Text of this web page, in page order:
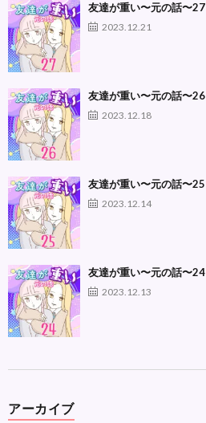
友達が重い〜元の話〜27
2023.12.21
友達が重い〜元の話〜26
2023.12.18
友達が重い〜元の話〜25
2023.12.14
友達が重い〜元の話〜24
2023.12.13
アーカイブ